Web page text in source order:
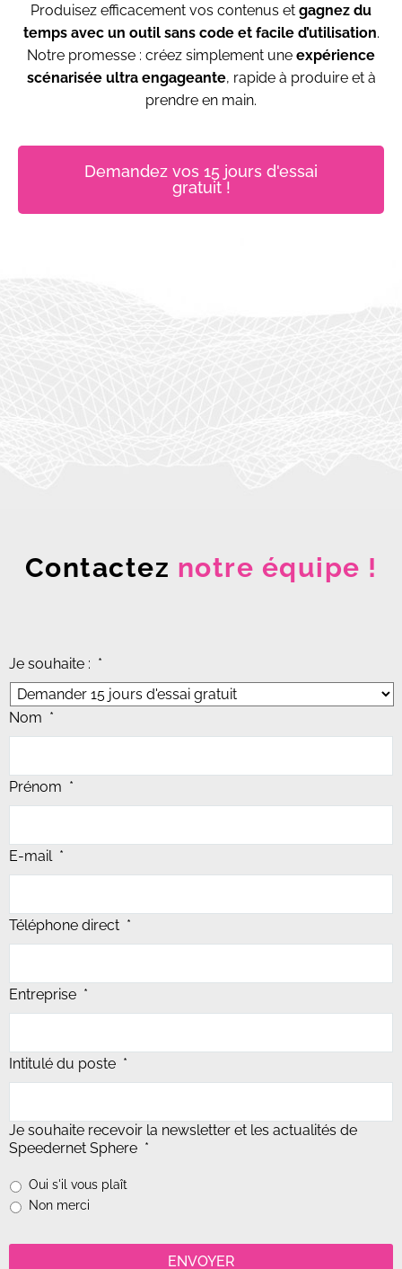
Produisez efficacement vos contenus et gagnez du
temps avec un outil sans code et facile d’utilisation.
Notre promesse : créez simplement une expérience
scénarisée ultra engageante, rapide à produire et à
prendre en main.
Demandez vos 15 jours d'essai
gratuit !
Contactez notre équipe !
Je souhaite : *
Nom *
Prénom *
E-mail *
Téléphone direct *
Entreprise *
Intitulé du poste *
Je souhaite recevoir la newsletter et les actualités de
Speedernet Sphere *
Oui s'il vous plaît
Non merci